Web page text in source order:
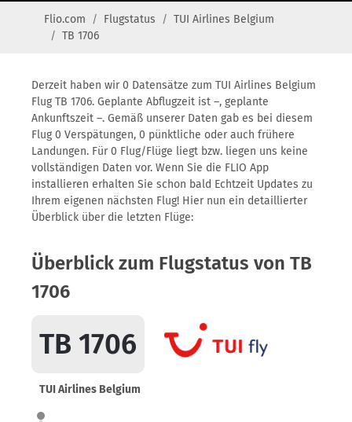
Flio.com Flugstatus
TUI Airlines Belgium
TB 1706
Derzeit haben wir 0 Datensätze zum TUI Airlines Belgium
Flug TB 1706. Geplante Abflugzeit ist –, geplante
Ankunftszeit –. Gemäß unserer Daten gab es bei diesem
Flug 0 Verspätungen, 0 pünktliche oder auch frühere
Landungen. Für 0 Flug/Flüge liegt bzw. liegen uns keine
vollständigen Daten vor. Wenn Sie die FLIO App
installieren erhalten Sie schon bald Echtzeit Updates zu
Ihrem eigenen nächsten Flug! Hier nun ein detaillierter
Überblick über die letzten Flüge:
Überblick zum Flugstatus von TB
1706
TB 1706
TUI Airlines Belgium